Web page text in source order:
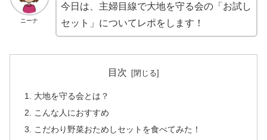
ニーナ
今日は、主婦目線で大地を守る会の「お試し
セット」についてレポをします！
目次
大地を守る会とは？
こんな人におすすめ
こだわり野菜おためしセットを食べてみた！